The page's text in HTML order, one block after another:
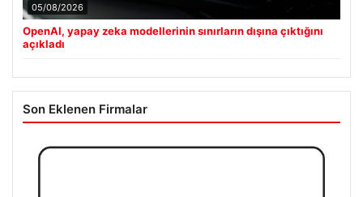
05/08/2026
OpenAI, yapay zeka modellerinin sınırların dışına çıktığını
açıkladı
Son Eklenen Firmalar